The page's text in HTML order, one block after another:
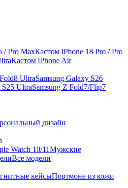
/ Pro MaxКастом iPhone 18 Pro / Pro
Кастом iPhone Air
UltraSamsung Galaxy S26
S25 UltraSamsung Z Fold7/Flip7
дизайн
Watch 10/11Мужские
Все модели
кейсыПортмоне из кожи